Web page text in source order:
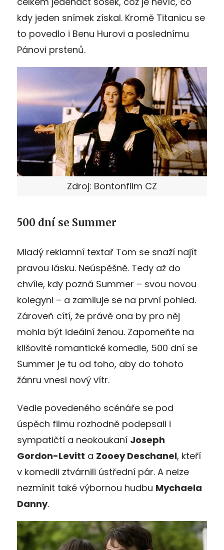
kdy jeden snímek získal. Kromě Titanicu se
to povedlo i Benu Hurovi a poslednímu
Pánovi prstenů.
Zdroj: Bontonfilm CZ
500 dní se Summer
Mladý reklamní textař Tom se snaží najít
pravou lásku. Neúspěšně. Tedy až do
chvíle, kdy pozná Summer – svou novou
kolegyni – a zamiluje se na první pohled.
Zároveň cítí, že právě ona by pro něj
mohla být ideální ženou. Zapomeňte na
klišovité romantické komedie, 500 dní se
Summer je tu od toho, aby do tohoto
žánru vnesl nový vítr.
Vedle povedeného scénáře se pod
úspěch filmu rozhodně podepsali i
sympatičtí a neokoukaní Joseph
Gordon-Levitt a Zooey Deschanel, kteří
v komedii ztvárnili ústřední pár. A nelze
nezmínit také výbornou hudbu Mychaela
Danny.